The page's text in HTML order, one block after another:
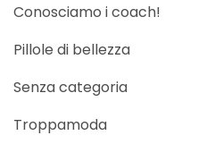
Conosciamo i coach!
Pillole di bellezza
Senza categoria
Troppamoda